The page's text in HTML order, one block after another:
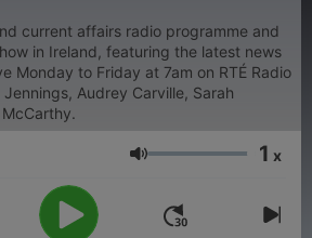
current affairs radio programme and
in Ireland, featuring the latest news
Monday to Friday at 7am on RTÉ Radio
Audrey Carville, Sarah
Сила на звука
1 x